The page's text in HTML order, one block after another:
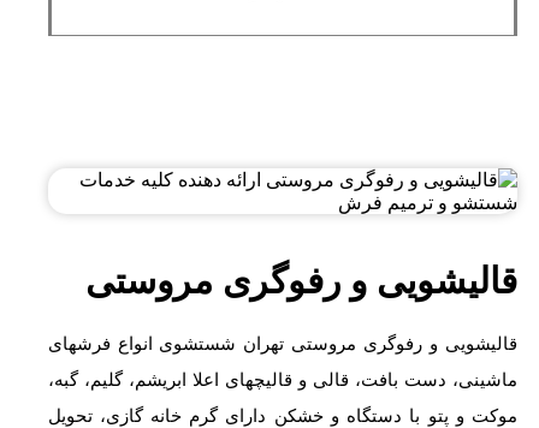
قالیشویی و رفوگری مروستی
قالیشویی و رفوگری مروستی تهران شستشوی انواع فرشهای
ماشینی، دست بافت، قالی و قالیچهای اعلا ابریشم، گلیم، گبه،
موکت و پتو با دستگاه و خشکن دارای گرم خانه گازی، تحویل